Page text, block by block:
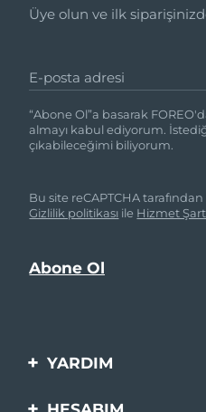
Üye olun ve ilk
E-posta adresi
“Abone Ol”a basarak
almayı kabul ediyorum.
çıkabileceğimi biliyorum.
Bu site reCAPTCHA
Gizlilik politikası ile Hizmet
YARDIM
Bi̇zi̇mle İleti̇şi̇me Geçi̇n